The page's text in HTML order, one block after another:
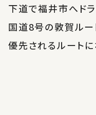
下道で福井市へドラ
国道8号の敦賀ルー
優先されるルートに